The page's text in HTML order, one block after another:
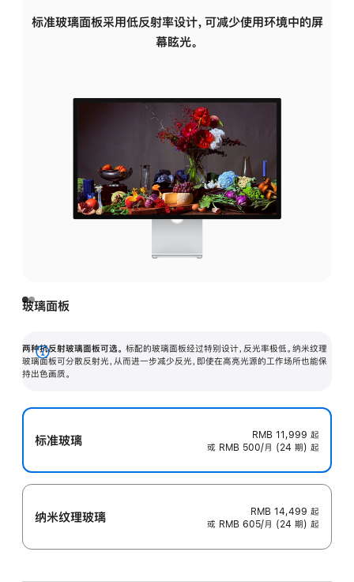
标准玻璃面板采用低反射率设计，可减少使用环境中的屏
幕眩光。
玻璃面板
两种抗反射玻璃面板可选。 标配的玻璃面板经过特别设计，反光率极低。纳米纹理
玻璃面板可分散反射光，从而进一步减少反光，即使在高亮光源的工作场所也能保
持出色画质。
展
开
标准玻璃 RMB 11,999 起
或 RMB 500/月 (24 期) 起
纳米纹理玻璃 RMB 14,499 起
或 RMB 605/月 (24 期) 起